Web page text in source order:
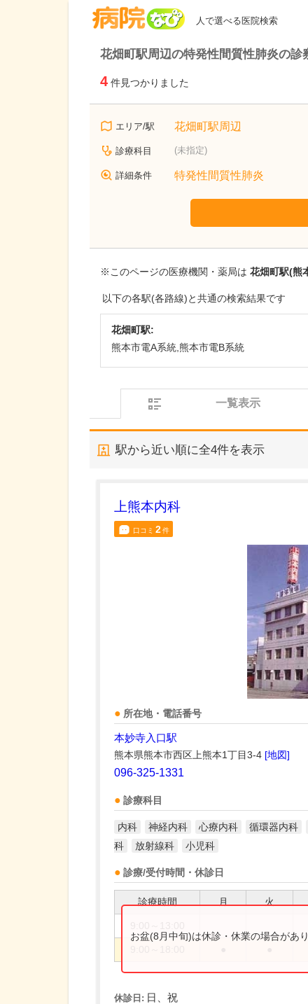
人で選べる医院検索
花畑町駅周辺の特発性間質性肺炎の診
4 件見つかりました
エリア/駅 花畑町駅周辺
診療科目 (未指定)
詳細条件 特発性間質性肺炎
※このページの医療機関・薬局は 花畑町駅(熊
以下の各駅(各路線)と共通の検索結果です
花畑町駅:
熊本市電A系統,熊本市電B系統
一覧表示
駅から近い順に全4件を表示
上熊本内科
口コミ 2件
所在地・電話番号
本妙寺入口駅
熊本県熊本市西区上熊本1丁目3-4 [地図]
096-325-1331
診療科目
内科 神経内科 心療内科 循環器内科
科
放射線科 小児科
診療/受付時間・休診日
診療時間 月 火
お盆(8月中旬)は休診・休業の場合があ
休診日: 日、祝